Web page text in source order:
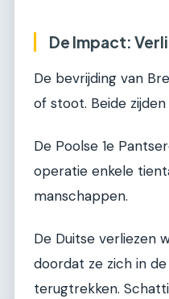
De Impact:
De bevrijding van
of stoot. Beide
De Poolse 1e
operatie enkele
manschappen.
De Duitse verliezen
doordat ze zich in
terugtrekken.